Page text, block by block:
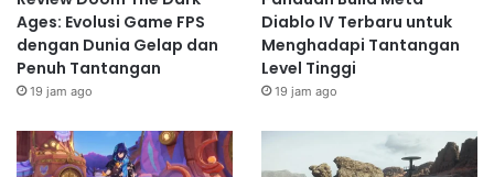
Ages: Evolusi Game FPS
dengan Dunia Gelap dan
Penuh Tantangan
19 jam ago
Diablo IV Terbaru untuk
Menghadapi Tantangan
Level Tinggi
19 jam ago